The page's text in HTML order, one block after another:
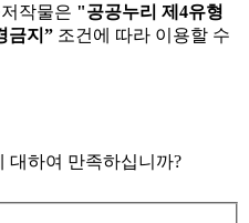
작물은 "공공누리 제4유형
금지” 조건에 따라 이용할 수
대하여 만족하십니까?